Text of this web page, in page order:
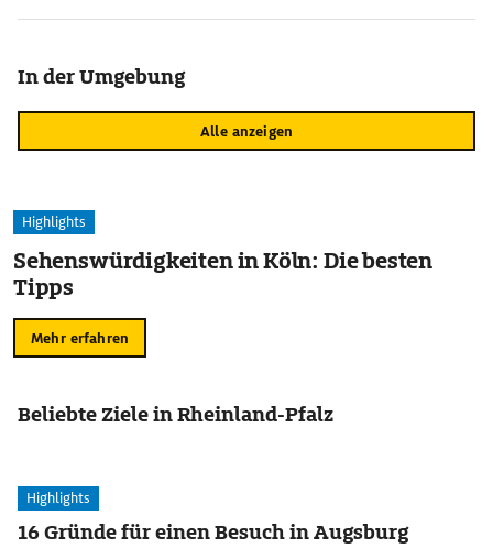
In der Umgebung
Alle anzeigen
Highlights
Sehenswürdigkeiten in Köln: Die besten
Tipps
Mehr erfahren
Beliebte Ziele in Rheinland-Pfalz
Highlights
16 Gründe für einen Besuch in Augsburg